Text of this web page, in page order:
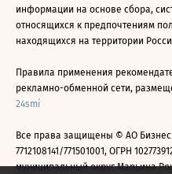
информации на основе сбора,
относящихся к предпочтениям
находящихся на территории
Правила применения
рекламно-обменной сети,
24smi
Все права защищены © АО
7712108141/771501001, ОГРН
муниципальный округ Марьина